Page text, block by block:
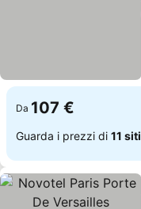
Da 107 €
Guarda i prezzi di 11 siti